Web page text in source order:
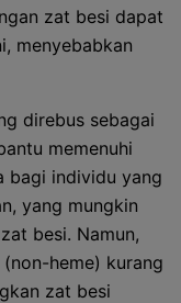
zat besi dapat
menyebabkan
direbus sebagai
memenuhi
bagi individu yang
yang mungkin
besi. Namun,
heme) kurang
zat besi